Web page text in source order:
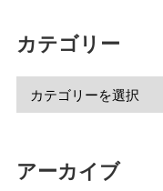
カテゴリー
アーカイブ